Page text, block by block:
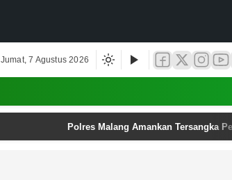
Jumat, 7 Agustus 2026
Polres Malang Amankan Tersangka